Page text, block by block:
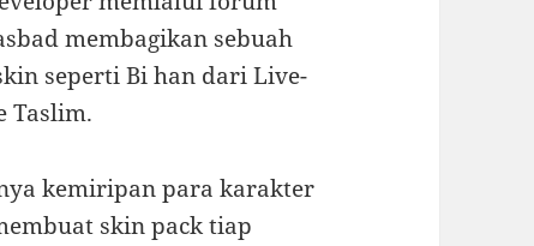
membagikan sebuah
seperti Bi han dari Live-
Taslim.
kemiripan para karakter
skin pack tiap